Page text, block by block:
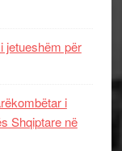
jetueshëm për
i
Shqiptare në